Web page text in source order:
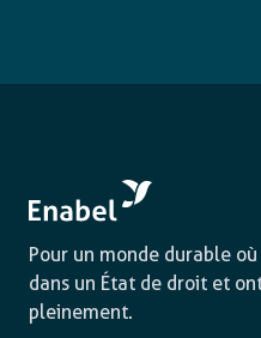
Pour un monde durable
dans un État de droit et
pleinement.